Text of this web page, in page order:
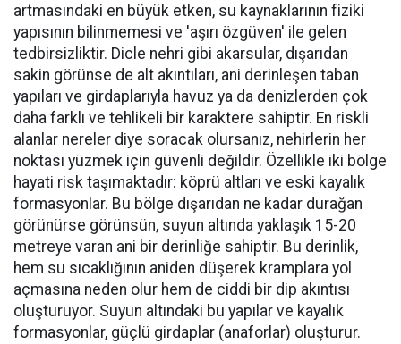
artmasındaki en büyük etken, su kaynaklarının fiziki
yapısının bilinmemesi ve 'aşırı özgüven' ile gelen
tedbirsizliktir. Dicle nehri gibi akarsular, dışarıdan
sakin görünse de alt akıntıları, ani derinleşen taban
yapıları ve girdaplarıyla havuz ya da denizlerden çok
daha farklı ve tehlikeli bir karaktere sahiptir. En riskli
alanlar nereler diye soracak olursanız, nehirlerin her
noktası yüzmek için güvenli değildir. Özellikle iki bölge
hayati risk taşımaktadır: köprü altları ve eski kayalık
formasyonlar. Bu bölge dışarıdan ne kadar durağan
görünürse görünsün, suyun altında yaklaşık 15-20
metreye varan ani bir derinliğe sahiptir. Bu derinlik,
hem su sıcaklığının aniden düşerek kramplara yol
açmasına neden olur hem de ciddi bir dip akıntısı
oluşturuyor. Suyun altındaki bu yapılar ve kayalık
formasyonlar, güçlü girdaplar (anaforlar) oluşturur.